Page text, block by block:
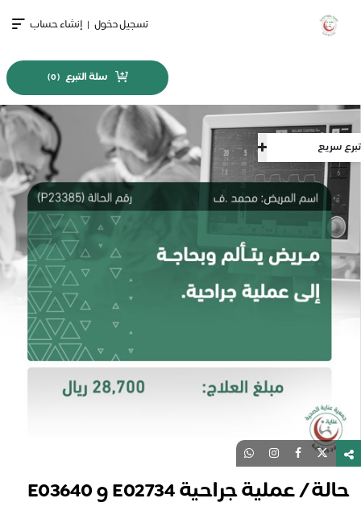
تبرع سريع
تسجيل دخول | إنشاء حساب
سلة التبرع (
0
)
حالة / عملية جراحية E02734 و E03640